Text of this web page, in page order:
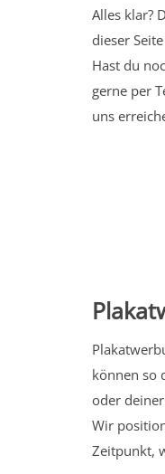
Alles klar?
dieser
Hast du
gerne per
uns
können so
oder
Wir
Zeitpunkt,